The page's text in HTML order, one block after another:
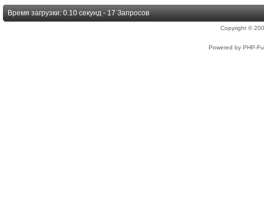
Время загрузки: 0.10 секунд - 17 Запросов
Copyright ©
Powered by PHP-